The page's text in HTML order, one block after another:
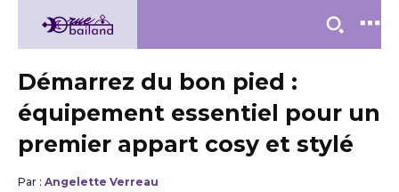
Démarrez du bon pied :
équipement essentiel pour un
premier appart cosy et stylé
Par : Angelette Verreau